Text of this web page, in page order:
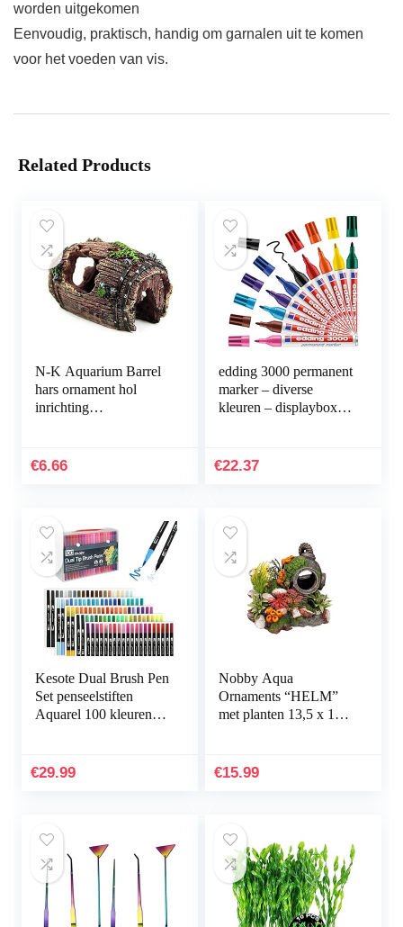
worden uitgekomen
Eenvoudig, praktisch, handig om garnalen uit te komen
voor het voeden van vis.
Related Products
N-K Aquarium Barrel
hars ornament hol
inrichting
nuttig en praktisch
€6.66
edding 3000 permanent
marker – diverse
kleuren – displaybox
sneldrogende…
€22.37
Kesote Dual Brush Pen
Set penseelstiften
Aquarel 100 kleuren
handbelettering…
€29.99
Nobby Aqua
Ornaments “HELM”
met planten 13,5 x 11 x
€15.99